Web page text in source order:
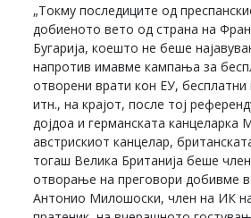
„Токму последиците од
добиеното вето од страна на
Бугарија, коешто не беше
напротив имавме кампања за
отворени врати кон ЕУ, бесплатни
итн., на крајот, после тој
дојдоа и германската канцеларка
австрискиот канцелар,
тогаш Велика Британија беше
отворање на преговори добивме
Антонио Милошоски, член на ИК